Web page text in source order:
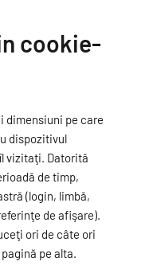
cookie-
dimensiuni pe care
dispozitivul
vizitaţi. Datorită
de timp,
(login, limbă,
de afişare).
ori de câte ori
pe alta.